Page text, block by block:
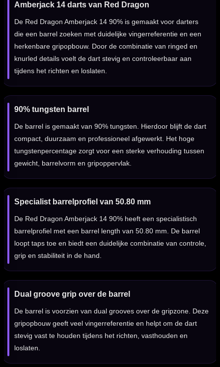
Amberjack 14 darts van Red Dragon
De Red Dragon Amberjack 14 90% is gemaakt voor darters
die een barrel zoeken met duidelijke vingerreferentie en een
herkenbare gripopbouw. Door de combinatie van ringed en
knurled details voelt de dart stevig en controleerbaar aan
tijdens het richten en loslaten.
90% tungsten barrel
De barrel is gemaakt van 90% tungsten. Hierdoor blijft de dart
compact, duurzaam en professioneel afgewerkt. Het hoge
tungstenpercentage zorgt voor een sterke verhouding tussen
gewicht, barrelvorm en gripoppervlak.
Specialist barrelprofiel van 50.80 mm
De Red Dragon Amberjack 14 90% heeft een specialistisch
barrelprofiel met een barrel length van 50.80 mm. De barrel
loopt taps toe en biedt een duidelijke combinatie van controle,
grip en stabiliteit in de hand.
Dual groove grip over de barrel
De barrel is voorzien van dual grooves over de gripzone. Deze
gripopbouw geeft veel vingerreferentie en helpt om de dart
stevig vast te houden tijdens het richten, vasthouden en
loslaten.